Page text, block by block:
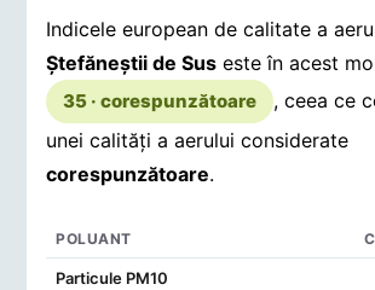
Indicele european de calitate a
Ştefăneştii de Sus este în acest
35 · corespunzătoare
, ceea ce
unei calități a aerului considerate
corespunzătoare.
POLUANT
Particule PM10